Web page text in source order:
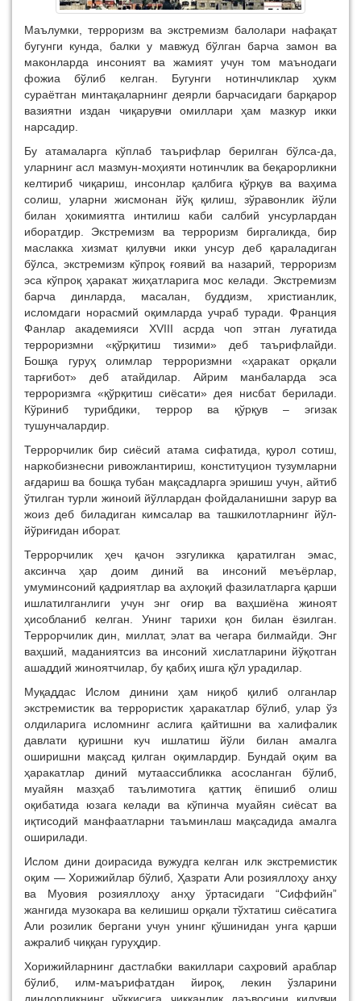
Маълумки, терроризм ва экстремизм балолари нафақат
бугунги кунда, балки у мавжуд бўлган барча замон ва
маконларда инсоният ва жамият учун том маънодаги
фожиа бўлиб келган. Бугунги нотинчликлар ҳукм
сураётган минтақаларнинг деярли барчасидаги барқарор
вазиятни издан чиқарувчи омиллари ҳам мазкур икки
нарсадир.
Бу атамаларга кўплаб таърифлар берилган бўлса-да,
уларнинг асл мазмун-моҳияти нотинчлик ва беқарорликни
келтириб чиқариш, инсонлар қалбига қўрқув ва ваҳима
солиш, уларни жисмонан йўқ қилиш, зўравонлик йўли
билан ҳокимиятга интилиш каби салбий унсурлардан
иборатдир. Экстремизм ва терроризм биргаликда, бир
маслакка хизмат қилувчи икки унсур деб қараладиган
бўлса, экстремизм кўпроқ ғоявий ва назарий, терроризм
эса кўпроқ ҳаракат жиҳатларига мос келади. Экстремизм
барча динларда, масалан, буддизм, христианлик,
исломдаги норасмий оқимларда учраб туради. Франция
Фанлар академияси XVIII асрда чоп этган луғатида
терроризмни «қўрқитиш тизими» деб таърифлайди.
Бошқа гуруҳ олимлар терроризмни «ҳаракат орқали
тарғибот» деб атайдилар. Айрим манбаларда эса
терроризмга «қўрқитиш сиёсати» дея нисбат берилади.
Кўриниб турибдики, террор ва қўрқув – эгизак
тушунчалардир.
Террорчилик бир сиёсий атама сифатида, қурол сотиш,
наркобизнесни ривожлантириш, конституцион тузумларни
ағдариш ва бошқа тубан мақсадларга эришиш учун, айтиб
ўтилган турли жиноий йўллардан фойдаланишни зарур ва
жоиз деб биладиган кимсалар ва ташкилотларнинг йўл-
йўриғидан иборат.
Террорчилик ҳеч қачон эзгуликка қаратилган эмас,
аксинча ҳар доим диний ва инсоний меъёрлар,
умуминсоний қадриятлар ва аҳлоқий фазилатларга қарши
ишлатилганлиги учун энг оғир ва ваҳшиёна жиноят
ҳисобланиб келган. Унинг тарихи қон билан ёзилган.
Террорчилик дин, миллат, элат ва чегара билмайди. Энг
ваҳший, маданиятсиз ва инсоний хислатларини йўқотган
ашаддий жиноятчилар, бу қабиҳ ишга қўл урадилар.
Муқаддас Ислом динини ҳам ниқоб қилиб олганлар
экстремистик ва террористик ҳаракатлар бўлиб, улар ўз
олдиларига исломнинг аслига қайтишни ва халифалик
давлати қуришни куч ишлатиш йўли билан амалга
оширишни мақсад қилган оқимлардир. Бундай оқим ва
ҳаракатлар диний мутаассибликка асосланган бўлиб,
муайян мазҳаб таълимотига қаттиқ ёпишиб олиш
оқибатида юзага келади ва кўпинча муайян сиёсат ва
иқтисодий манфаатларни таъминлаш мақсадида амалга
оширилади.
Ислом дини доирасида вужудга келган илк экстремистик
оқим — Хорижийлар бўлиб, Ҳазрати Али розияллоҳу анҳу
ва Муовия розияллоҳу анҳу ўртасидаги “Сиффийн”
жангида музокара ва келишиш орқали тўхтатиш сиёсатига
Али розилик бергани учун унинг қўшинидан унга қарши
ажралиб чиққан гуруҳдир.
Хорижийларнинг дастлабки вакиллари саҳровий араблар
бўлиб, илм-маърифатдан йироқ, лекин ўзларини